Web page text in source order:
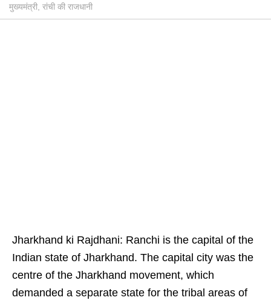
मुख्यमंत्री, रांची की राजधानी
Jharkhand ki Rajdhani: Ranchi is the capital of the
Indian state of Jharkhand. The capital city was the
centre of the Jharkhand movement, which
demanded a separate state for the tribal areas of